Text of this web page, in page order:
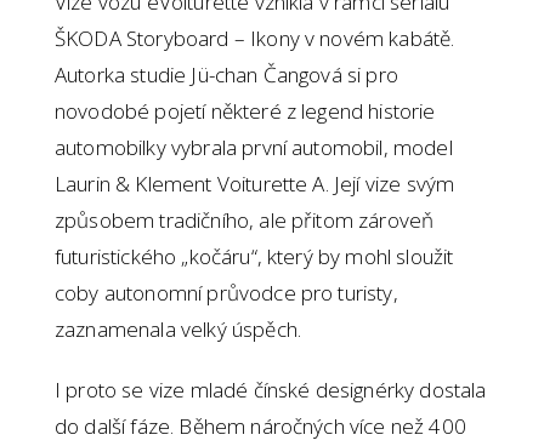
ŠKODA Storyboard – Ikony v novém kabátě.
Autorka studie Jü-chan Čangová si pro
novodobé pojetí některé z legend historie
automobilky vybrala první automobil, model
Laurin & Klement Voiturette A. Její vize svým
způsobem tradičního, ale přitom zároveň
futuristického „kočáru“, který by mohl sloužit
coby autonomní průvodce pro turisty,
zaznamenala velký úspěch.
I proto se vize mladé čínské designérky dostala
do další fáze. Během náročných více než 400